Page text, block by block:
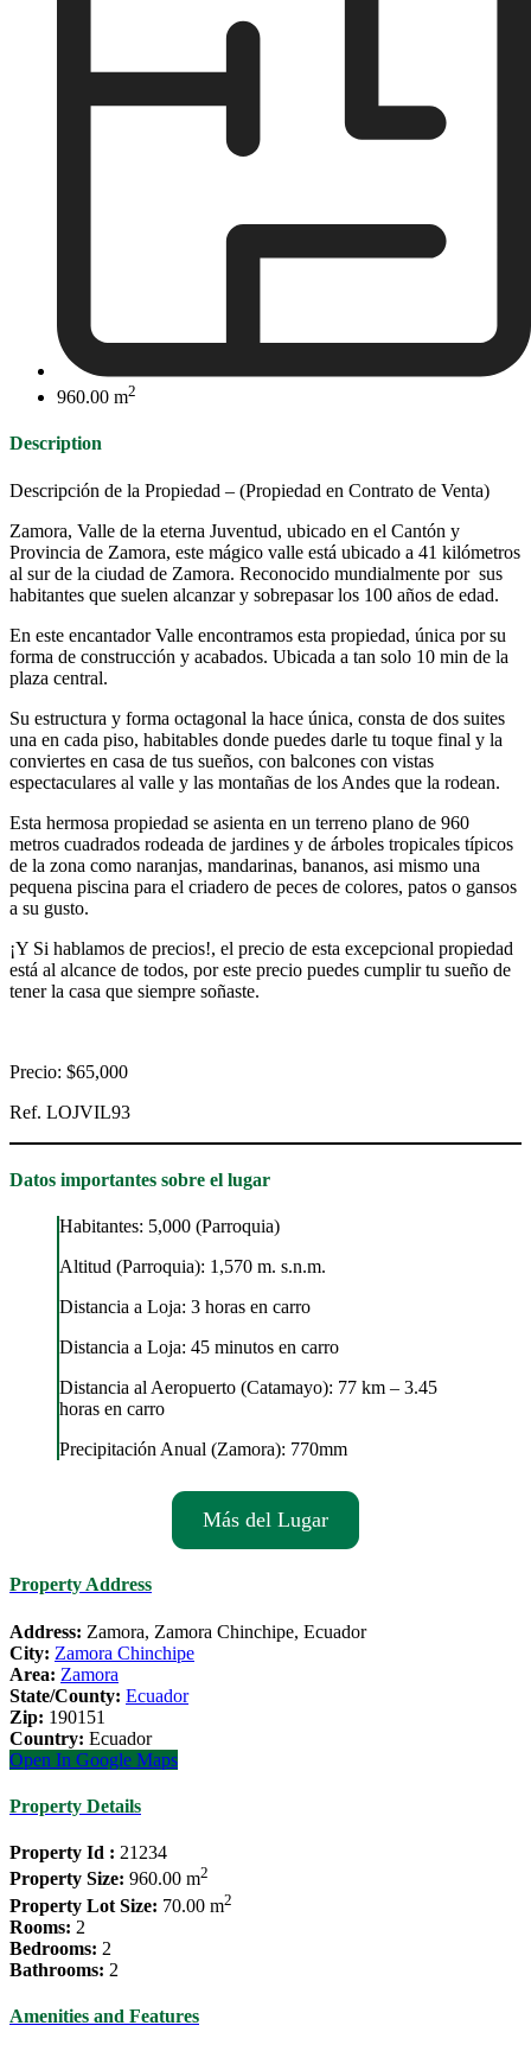
960.00 m2
Description
Descripción de la Propiedad – (Propiedad en Contrato de Venta)
Zamora, Valle de la eterna Juventud, ubicado en el Cantón y
Provincia de Zamora, este mágico valle está ubicado a 41 kilómetros
al sur de la ciudad de Zamora. Reconocido mundialmente por sus
habitantes que suelen alcanzar y sobrepasar los 100 años de edad.
En este encantador Valle encontramos esta propiedad, única por su
forma de construcción y acabados. Ubicada a tan solo 10 min de la
plaza central.
Su estructura y forma octagonal la hace única, consta de dos suites
una en cada piso, habitables donde puedes darle tu toque final y la
conviertes en casa de tus sueños, con balcones con vistas
espectaculares al valle y las montañas de los Andes que la rodean.
Esta hermosa propiedad se asienta en un terreno plano de 960
metros cuadrados rodeada de jardines y de árboles tropicales típicos
de la zona como naranjas, mandarinas, bananos, asi mismo una
pequena piscina para el criadero de peces de colores, patos o gansos
a su gusto.
¡Y Si hablamos de precios!, el precio de esta excepcional propiedad
está al alcance de todos, por este precio puedes cumplir tu sueño de
tener la casa que siempre soñaste.
Precio: $65,000
Ref. LOJVIL93
Datos importantes sobre el lugar
Habitantes: 5,000 (Parroquia)
Altitud (Parroquia): 1,570 m. s.n.m.
Distancia a Loja: 3 horas en carro
Distancia a Loja: 45 minutos en carro
Distancia al Aeropuerto (Catamayo): 77 km – 3.45
horas en carro
Precipitación Anual (Zamora): 770mm
Más del Lugar
Property Address
Address: Zamora, Zamora Chinchipe, Ecuador
City: Zamora Chinchipe
Area: Zamora
State/County: Ecuador
Zip: 190151
Country: Ecuador
Open In Google Maps
Property Details
Property Id : 21234
Property Size: 960.00 m2
Property Lot Size: 70.00 m2
Rooms: 2
Bedrooms: 2
Bathrooms: 2
Amenities and Features